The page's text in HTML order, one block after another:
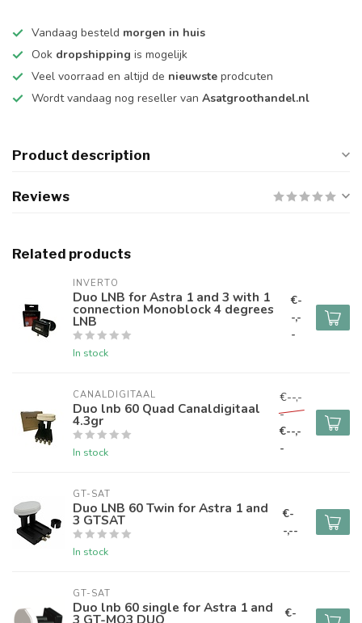
Vandaag besteld morgen in huis
Ook dropshipping is mogelijk
Veel voorraad en altijd de nieuwste prodcuten
Wordt vandaag nog reseller van Asatgroothandel.nl
Product description
Reviews
Related products
INVERTO
Duo LNB for Astra 1 and 3 with 1
connection Monoblock 4 degrees
LNB
In stock
€-
-,-
-
CANALDIGITAAL
Duo lnb 60 Quad Canaldigitaal
4.3gr
In stock
€--,-
-
€--,-
-
GT-SAT
Duo LNB 60 Twin for Astra 1 and
3 GTSAT
In stock
€-
-,--
GT-SAT
Duo lnb 60 single for Astra 1 and
3 GT-MO3 DUO
€-